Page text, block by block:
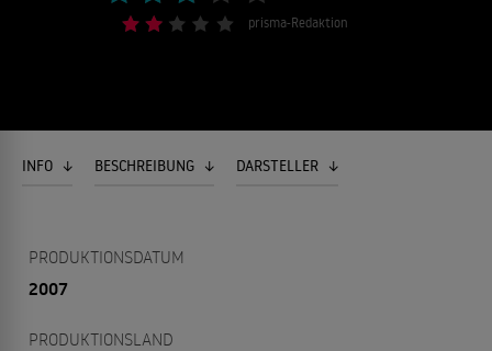
prisma-Redaktion
INFO BESCHREIBUNG DARSTELLER
PRODUKTIONSDATUM
2007
PRODUKTIONSLAND